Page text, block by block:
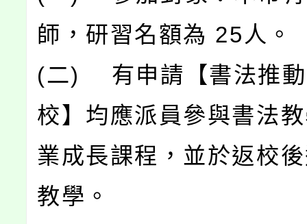
師，研習名額為 25人。
(二) 有申請【書法推動
校】均應派員參與書法
業成長課程，並於返校
教學。